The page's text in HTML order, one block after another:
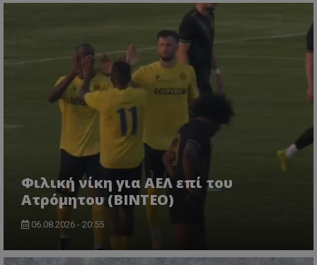
Φιλική νίκη για ΑΕΛ επί του
Ατρόμητου (BINTEO)
06.08.2026 - 20:55